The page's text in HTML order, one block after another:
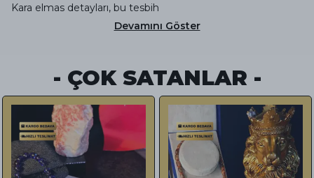
Kara elmas detayları, bu tesbih
Devamını Göster
- ÇOK SATANLAR -